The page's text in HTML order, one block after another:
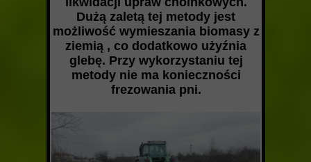
Dużą zaletą tej metody jest
możliwość wymieszania biomasy z
ziemią , co dodatkowo użyźnia
glebę. Przy wykorzystaniu tej
metody nie ma konieczności
frezowania pni.